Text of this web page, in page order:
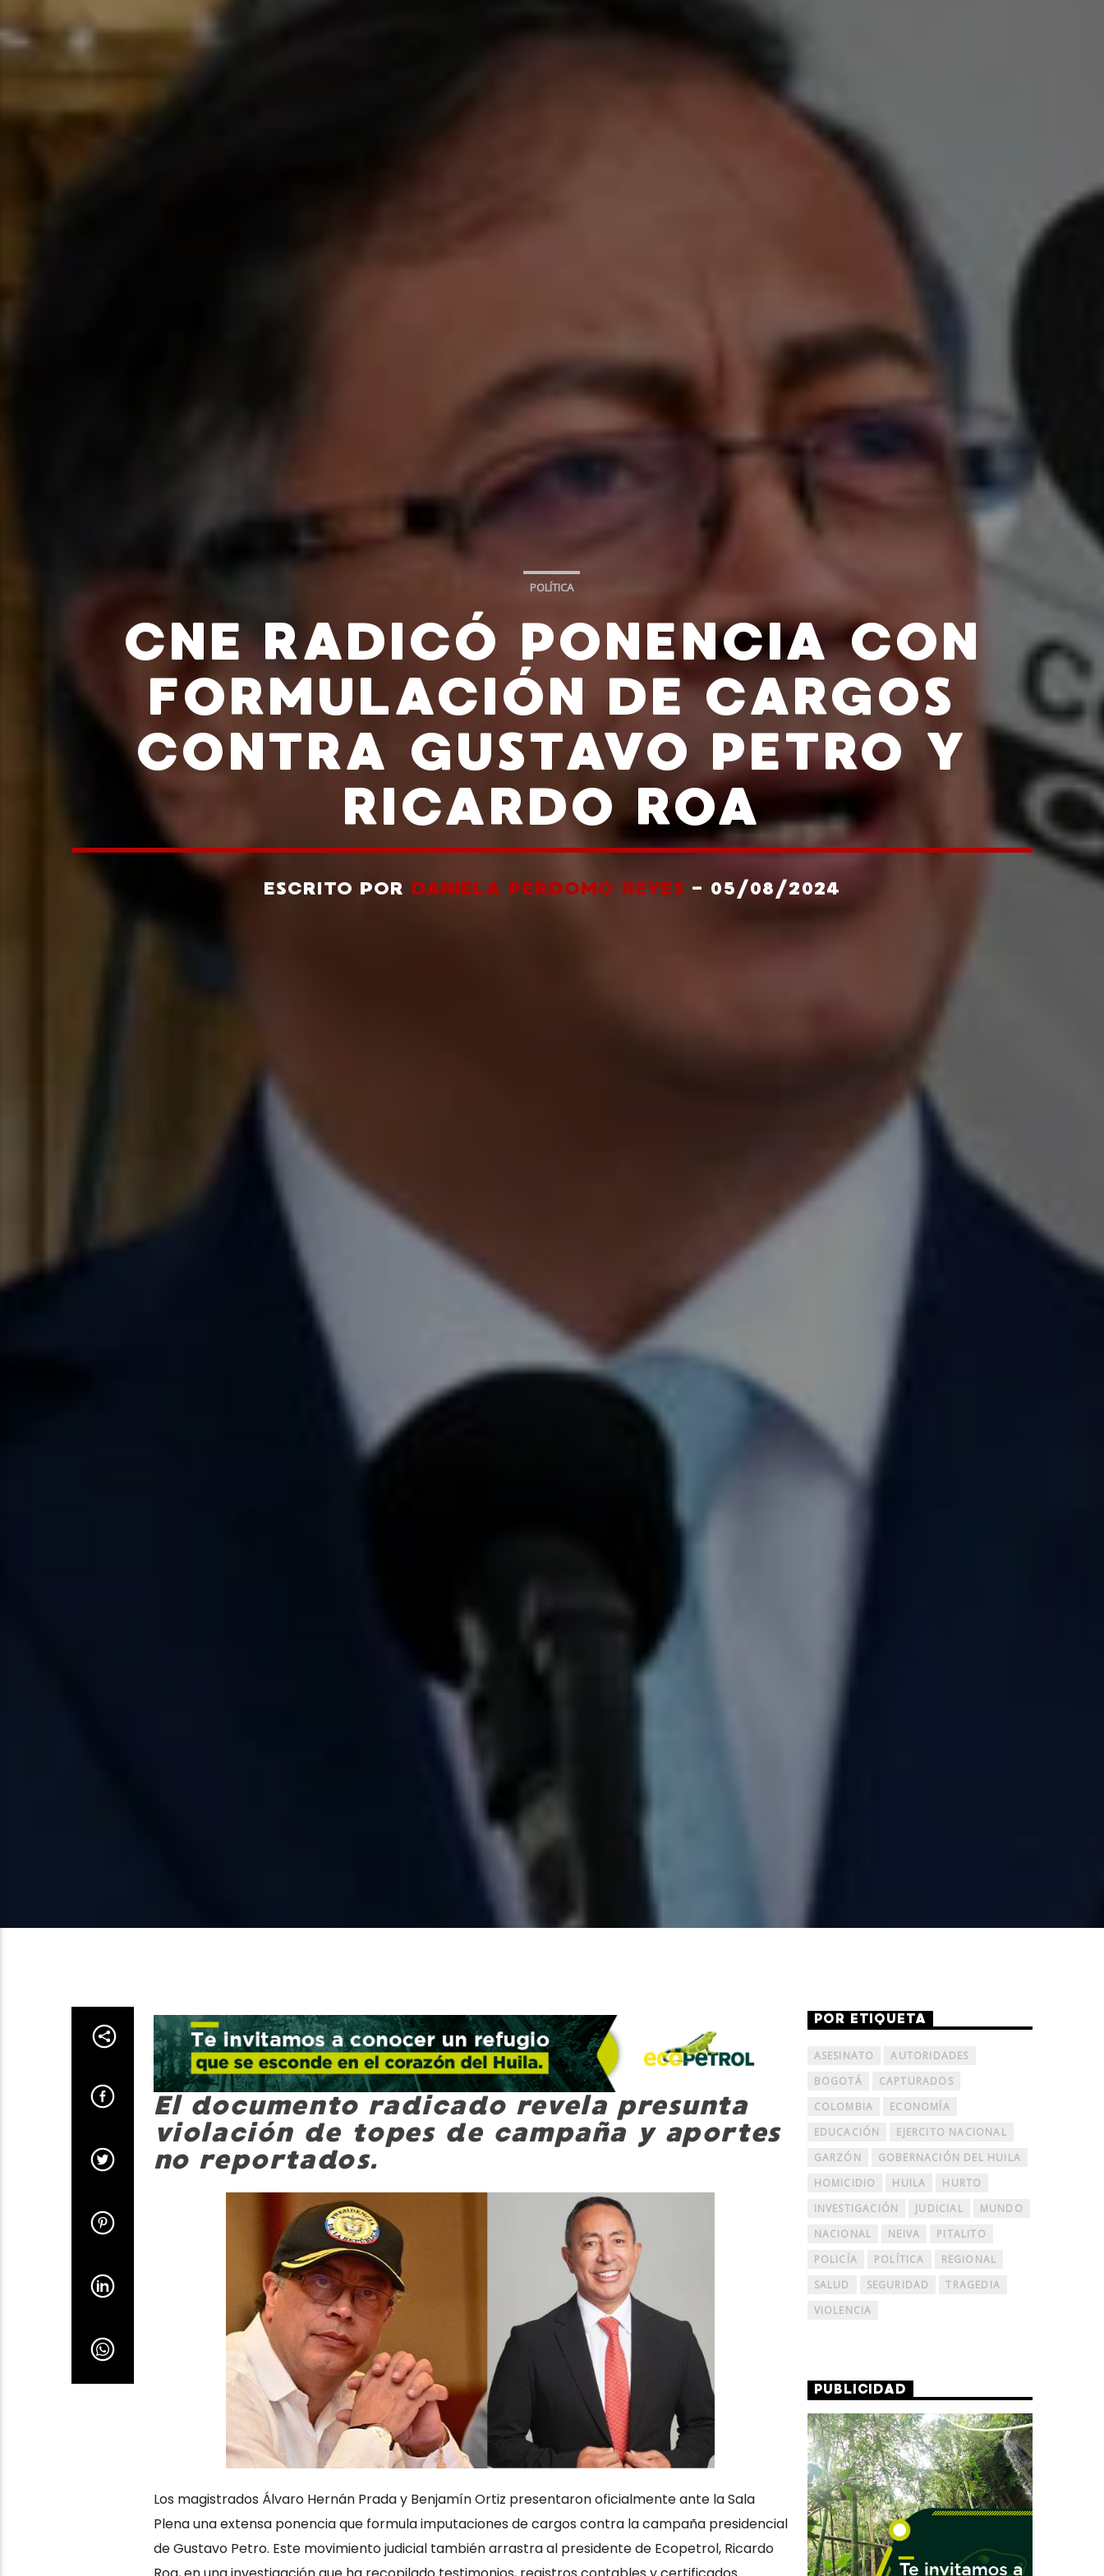
POLÍTICA
CNE RADICÓ PONENCIA CON
FORMULACIÓN DE CARGOS
CONTRA GUSTAVO PETRO Y
RICARDO ROA
ESCRITO POR DANIELA PERDOMO REYES - 05/08/2024
El documento radicado revela presunta
violación de topes de campaña y aportes
no reportados.
Los magistrados Álvaro Hernán Prada y Benjamín Ortiz presentaron oficialmente ante la Sala
Plena una extensa ponencia que formula imputaciones de cargos contra la campaña presidencial
de Gustavo Petro. Este movimiento judicial también arrastra al presidente de Ecopetrol, Ricardo
POR ETIQUETA
ASESINATO
AUTORIDADES
BOGOTÁ
CAPTURADOS
COLOMBIA
ECONOMÍA
EDUCACIÓN
EJERCITO NACIONAL
GARZÓN
GOBERNACIÓN DEL HUILA
HOMICIDIO
HUILA
HURTO
INVESTIGACIÓN
JUDICIAL
MUNDO
NACIONAL
NEIVA
PITALITO
POLICÍA
POLÍTICA
REGIONAL
SALUD
SEGURIDAD
TRAGEDIA
VIOLENCIA
PUBLICIDAD